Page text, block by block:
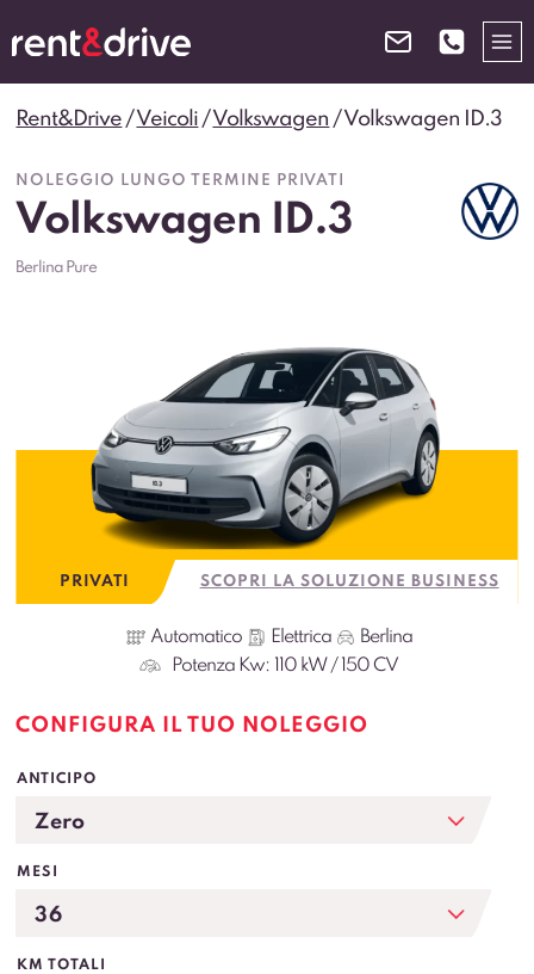
al
contenuto
Rent&Drive /Veicoli /Volkswagen /Volkswagen ID.3
NOLEGGIO LUNGO TERMINE PRIVATI
Volkswagen ID.3
Berlina Pure
PRIVATI SCOPRI LA SOLUZIONE BUSINESS
Automatico Elettrica
Berlina
Potenza Kw: 110 kW / 150 CV
CONFIGURA IL TUO NOLEGGIO
ANTICIPO
MESI
KM TOTALI